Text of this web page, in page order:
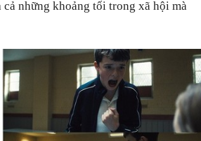
những khoảng tối trong xã hội mà